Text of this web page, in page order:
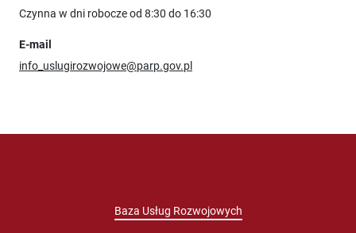
Czynna w dni robocze od 8:30 do 16:30
E-mail
info_uslugirozwojowe@parp.gov.pl
Baza Usług Rozwojowych